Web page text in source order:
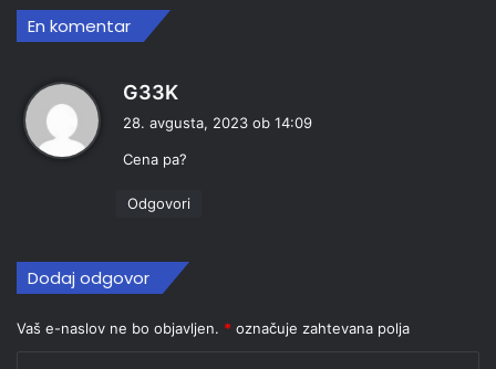
En komentar
G33K
v
:
28. avgusta, 2023 ob 14:09
Cena pa?
Odgovori
Dodaj odgovor
Vaš e-naslov ne bo objavljen. * označuje zahtevana polja